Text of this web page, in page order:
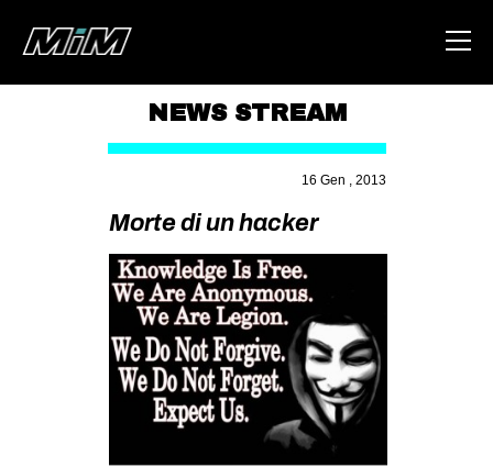
AREA
DEGENERAZIONE
GAZA FREESTYLE
CSOA LAMBRETTA
MSM
STUDENTI TSUNAMI
NEWS STREAM
16 Gen , 2013
Morte di un hacker